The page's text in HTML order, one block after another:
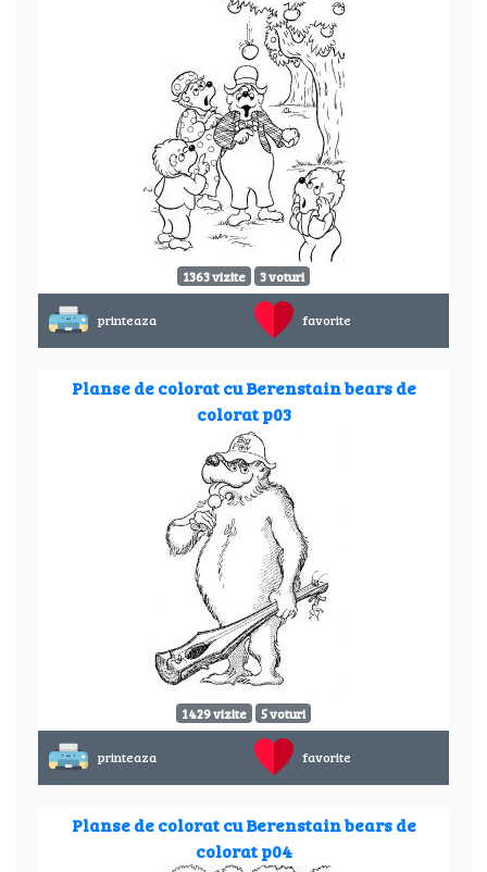
1363 vizite 3 voturi
printeaza favorite
Planse de colorat cu Berenstain bears de
colorat p03
1429 vizite 5 voturi
printeaza favorite
Planse de colorat cu Berenstain bears de
colorat p04